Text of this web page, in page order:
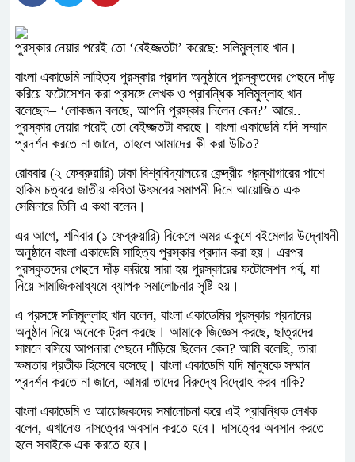
পুরস্কার নেয়ার পরেই তো ‘বেইজ্জতটা’ করেছে: সলিমুল্লাহ খান।
বাংলা একাডেমি সাহিত্য পুরস্কার প্রদান অনুষ্ঠানে পুরস্কৃতদের পেছনে দাঁড়
করিয়ে ফটোসেশন করা প্রসঙ্গে লেখক ও প্রাবন্ধিক সলিমুল্লাহ খান
বলেছেন– ‘লোকজন বলছে, আপনি পুরস্কার নিলেন কেন?’ আরে..
পুরস্কার নেয়ার পরেই তো বেইজ্জতটা করছে। বাংলা একাডেমি যদি সম্মান
প্রদর্শন করতে না জানে, তাহলে আমাদের কী করা উচিত?
রোববার (২ ফেব্রুয়ারি) ঢাকা বিশ্ববিদ্যালয়ের কেন্দ্রীয় গ্রন্থাগারের পাশে
হাকিম চত্বরে জাতীয় কবিতা উৎসবের সমাপনী দিনে আয়োজিত এক
সেমিনারে তিনি এ কথা বলেন।
এর আগে, শনিবার (১ ফেব্রুয়ারি) বিকেলে অমর একুশে বইমেলার উদ্বোধনী
অনুষ্ঠানে বাংলা একাডেমি সাহিত্য পুরস্কার প্রদান করা হয়। এরপর
পুরস্কৃতদের পেছনে দাঁড় করিয়ে সারা হয় পুরস্কারের ফটোসেশন পর্ব, যা
নিয়ে সামাজিকমাধ্যমে ব্যাপক সমালোচনার সৃষ্টি হয়।
এ প্রসঙ্গে সলিমুল্লাহ খান বলেন, বাংলা একাডেমির পুরস্কার প্রদানের
অনুষ্ঠান নিয়ে অনেকে ট্রল করছে। আমাকে জিজ্ঞেস করছে, ছাত্রদের
সামনে বসিয়ে আপনারা পেছনে দাঁড়িয়ে ছিলেন কেন? আমি বলেছি, তারা
ক্ষমতার প্রতীক হিসেবে বসেছে। বাংলা একাডেমি যদি মানুষকে সম্মান
প্রদর্শন করতে না জানে, আমরা তাদের বিরুদ্ধে বিদ্রোহ করব নাকি?
বাংলা একাডেমি ও আয়োজকদের সমালোচনা করে এই প্রাবন্ধিক লেখক
বলেন, এখানেও দাসত্বের অবসান করতে হবে। দাসত্বের অবসান করতে
হলে সবাইকে এক করতে হবে।